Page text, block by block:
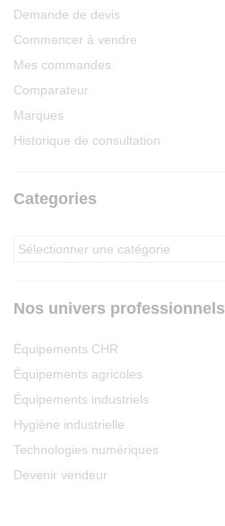
Demande de devis
Commencer à vendre
Mes commandes
Comparateur
Marques
Historique de consultation
Categories
Nos univers professionnels
Équipements CHR
Équipements agricoles
Équipements industriels
Hygiène industrielle
Technologies numériques
Devenir vendeur